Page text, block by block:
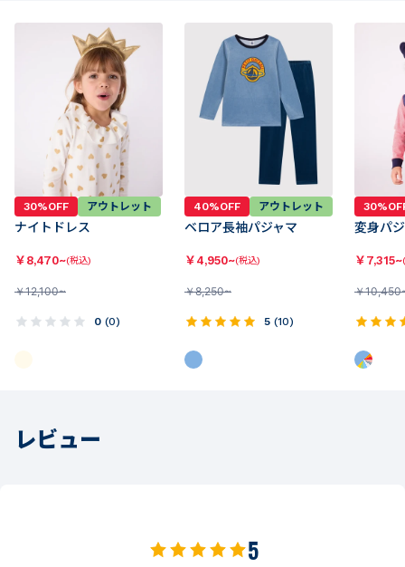
30%OFF アウトレット
ナイトドレス
￥ 8,470~(税込)
￥12,100~
0 (0)
40%OFF アウトレット
ベロア長袖パジャマ
￥ 4,950~(税込)
￥8,250~
5 (10)
変身パ
￥ 7,315~
￥
レビュー
5